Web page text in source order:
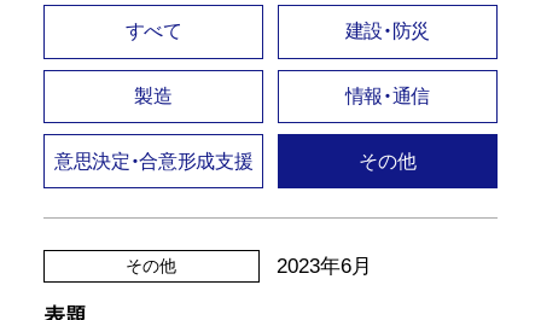
すべて 建設・防災
製造 情報・通信
意思決定・合意形成支援 その他
その他 2023年6月